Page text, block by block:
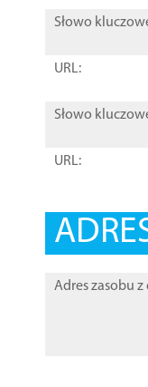
Słowo
URL:
Słowo
URL:
Adres zasobu